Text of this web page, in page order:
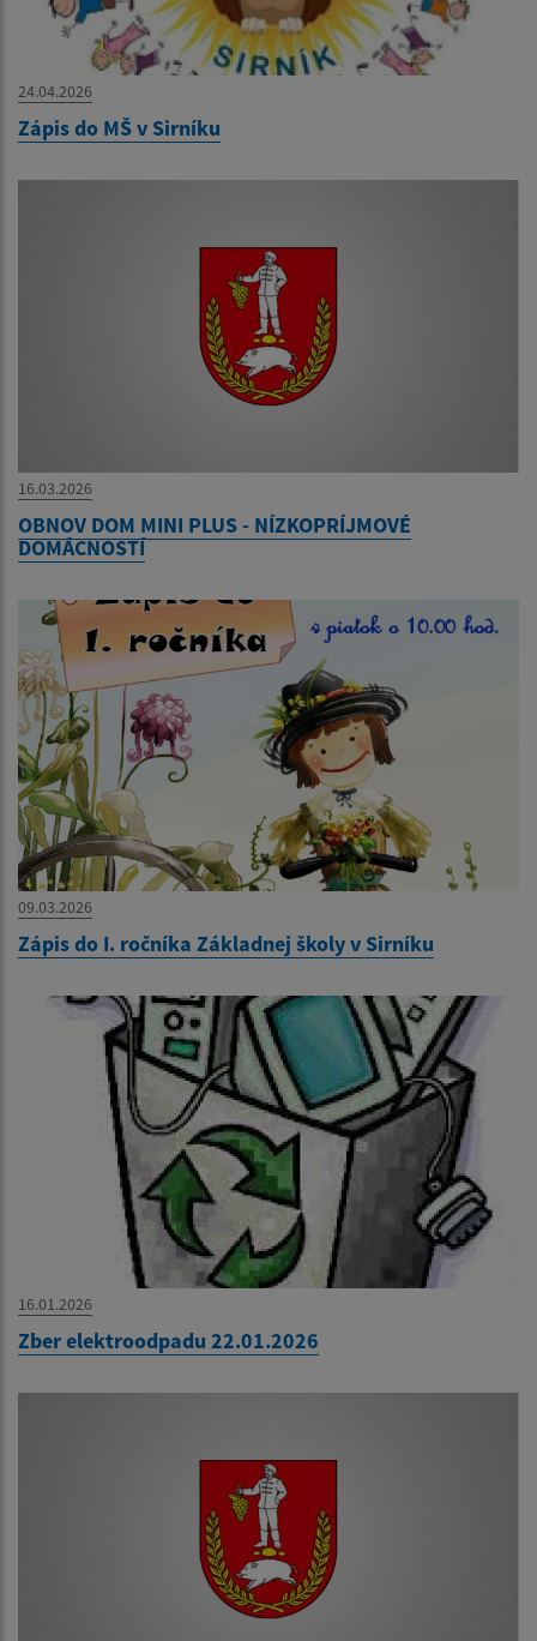
24.04.2026
Zápis do MŠ v Sirníku
16.03.2026
OBNOV DOM MINI PLUS - NÍZKOPRÍJMOVÉ
DOMÁCNOSTÍ
09.03.2026
Zápis do I. ročníka Základnej školy v Sirníku
16.01.2026
Zber elektroodpadu 22.01.2026